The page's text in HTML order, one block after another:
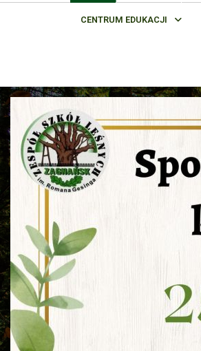
CENTRUM EDUKACJI